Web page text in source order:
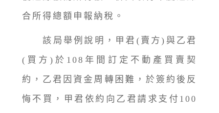
合所得總額申報納稅。
該局舉例說明，甲君(賣方)與乙君
(買方)於108年間訂定不動產買賣契
約，乙君因資金周轉困難，於簽約後反
悔不買，甲君依約向乙君請求支付100